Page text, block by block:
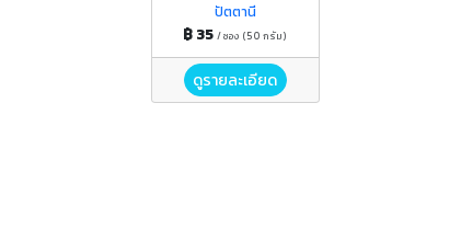
ปัตตานี
฿ 35/ ซอง (50 กรัม)
ดูรายละเอียด